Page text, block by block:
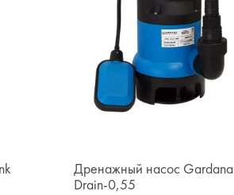
Дренажный насос Gardana
Drain-0,55